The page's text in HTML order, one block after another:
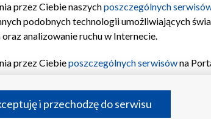
przez Ciebie naszychposzczególnych
podobnych technologii umożliwiających
analizowanie ruchu w Internecie.
przez Ciebieposzczególnych serwisówna
funkcji: przechowywania informacji na
tworzenia profilu spersonalizowanych
i przechodzę do serwisu